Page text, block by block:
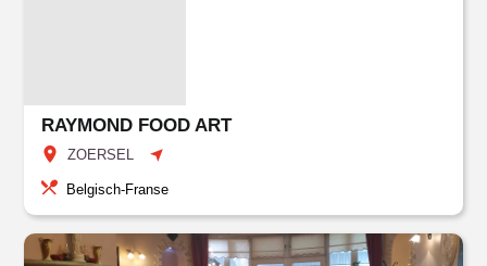
RAYMOND FOOD ART
ZOERSEL
Belgisch-Franse